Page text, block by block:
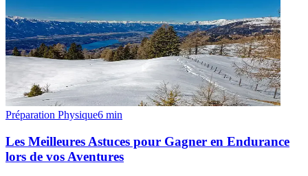
Préparation Physique6 min
Les Meilleures Astuces pour Gagner en Endurance
lors de vos Aventures